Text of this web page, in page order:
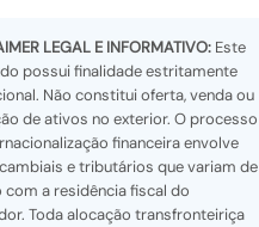
LEGAL E INFORMATIVO: Este
possui finalidade estritamente
Não constitui oferta, venda ou
de ativos no exterior. O processo
financeira envolve
e tributários que variam de
com a residência fiscal do
Toda alocação transfronteiriça